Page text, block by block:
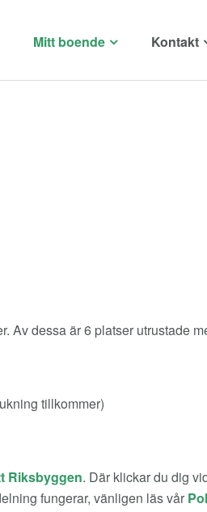
Mitt boende Kontakt
Av dessa är 6 platser utrustade
tillkommer)
Riksbyggen. Där klickar du dig
fungerar, vänligen läs vår